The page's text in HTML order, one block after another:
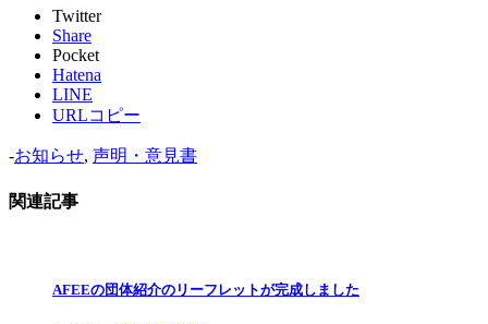
Twitter
Share
Pocket
Hatena
LINE
URLコピー
-お知らせ, 声明・意見書
関連記事
AFEEの団体紹介のリーフレットが完成しました